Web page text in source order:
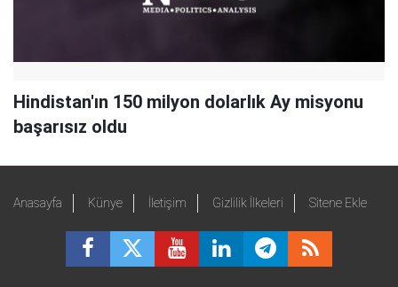
Hindistan'ın 150 milyon dolarlık Ay misyonu
başarısız oldu
Anasayfa Künye İletişim Gizlilik İlkeleri Sitene Ekle